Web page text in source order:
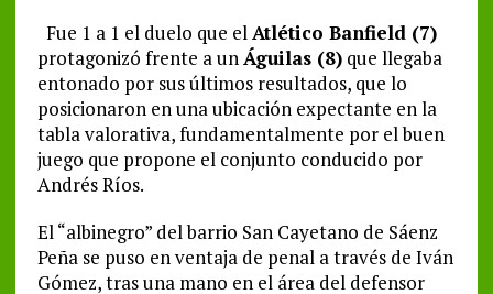
Fue 1 a 1 el duelo que elAtlético Banfield (7)
protagonizó frente a unÁguilas (8)que llegaba
entonado por sus últimos resultados, que lo
posicionaron en una ubicación expectante en la
tabla valorativa, fundamentalmente por el buen
juego que propone el conjunto conducido por
Andrés Ríos.
El “albinegro” del barrio San Cayetano de Sáenz
Peña se puso en ventaja de penal a través de Iván
Gómez, tras una mano en el área del defensor